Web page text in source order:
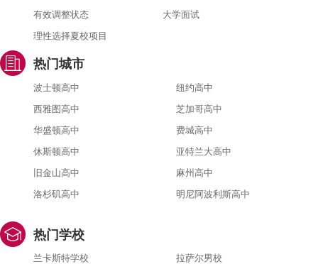
有效调整状态
大学面试
理性选择夏校项目
热门城市
波士顿高中
纽约高中
西雅图高中
芝加哥高中
华盛顿高中
费城高中
休斯顿高中
亚特兰大高中
旧金山高中
麻州高中
洛杉矶高中
明尼阿波利斯高中
热门学校
兰卡斯特学校
拉萨尔男校